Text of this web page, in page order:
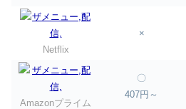
Netflix
×
Amazonプライム
〇
407円～